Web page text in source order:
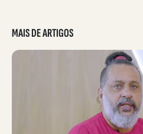
MAIS DE ARTIGOS